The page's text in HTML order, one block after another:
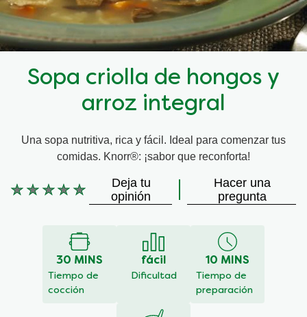
Sopa criolla de hongos y
arroz integral
Una sopa nutritiva, rica y fácil. Ideal para comenzar tus
comidas. Knorr®: ¡sabor que reconforta!
No
calificaciones
Deja tu
opinión
Hacer una
pregunta
30 MINS
Tiempo de
cocción
fácil
Dificultad
10 MINS
Tiempo de
preparación